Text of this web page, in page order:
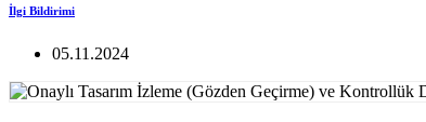
İlgi Bildirimi
05.11.2024